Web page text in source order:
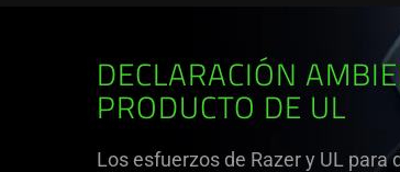
DECLARACIÓN
PRODUCTO DE UL
Los esfuerzos de Razer y UL para